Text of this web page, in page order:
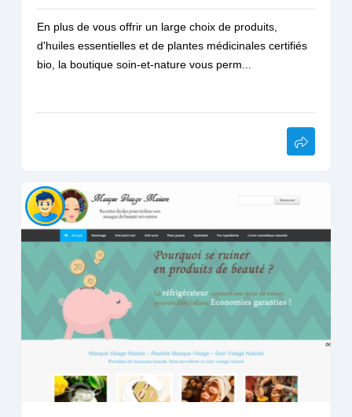
En plus de vous offrir un large choix de produits,
d'huiles essentielles et de plantes médicinales certifiés
bio, la boutique soin-et-nature vous perm...